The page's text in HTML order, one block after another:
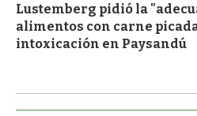
Lustemberg pidió la
alimentos con carne
intoxicación en Paysandú